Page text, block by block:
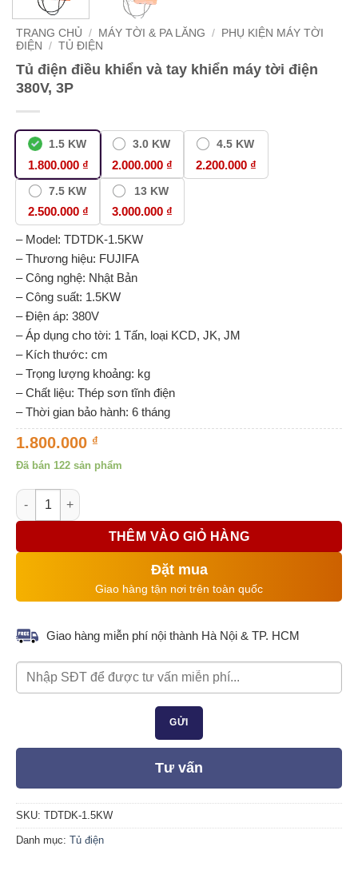
TRANG CHỦ / MÁY TỜI & PA LĂNG /
PHỤ KIỆN MÁY TỜI
ĐIỆN
/ TỦ ĐIỆN
Tủ điện điều khiển và tay khiển máy tời điện
380V, 3P
1.5 KW
1.800.000 ₫
3.0 KW
2.000.000 ₫
4.5 KW
2.200.000 ₫
7.5 KW
2.500.000 ₫
13 KW
3.000.000 ₫
– Model: TDTDK-1.5KW
– Thương hiệu: FUJIFA
– Công nghệ: Nhật Bản
– Công suất: 1.5KW
– Điện áp: 380V
– Áp dụng cho tời: 1 Tấn, loại KCD, JK, JM
– Kích thước: cm
– Trọng lượng khoảng: kg
– Chất liệu: Thép sơn tĩnh điện
– Thời gian bảo hành: 6 tháng
1.800.000 ₫
Đã bán 122 sản phẩm
Tủ điện điều khiển và tay khiển máy tời điện 380V, 3P số
THÊM VÀO GIỎ HÀNG
Đặt mua
Giao hàng tận nơi trên toàn quốc
Giao hàng miễn phí nội thành Hà Nội & TP. HCM
Tư vấn
SKU: TDTDK-1.5KW
Danh mục: Tủ điện